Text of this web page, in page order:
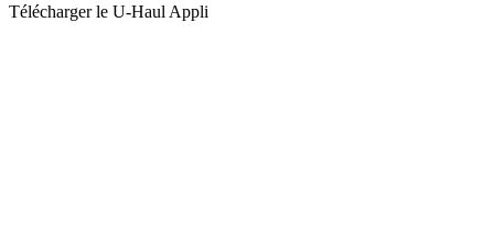
Télécharger le U-Haul Appli